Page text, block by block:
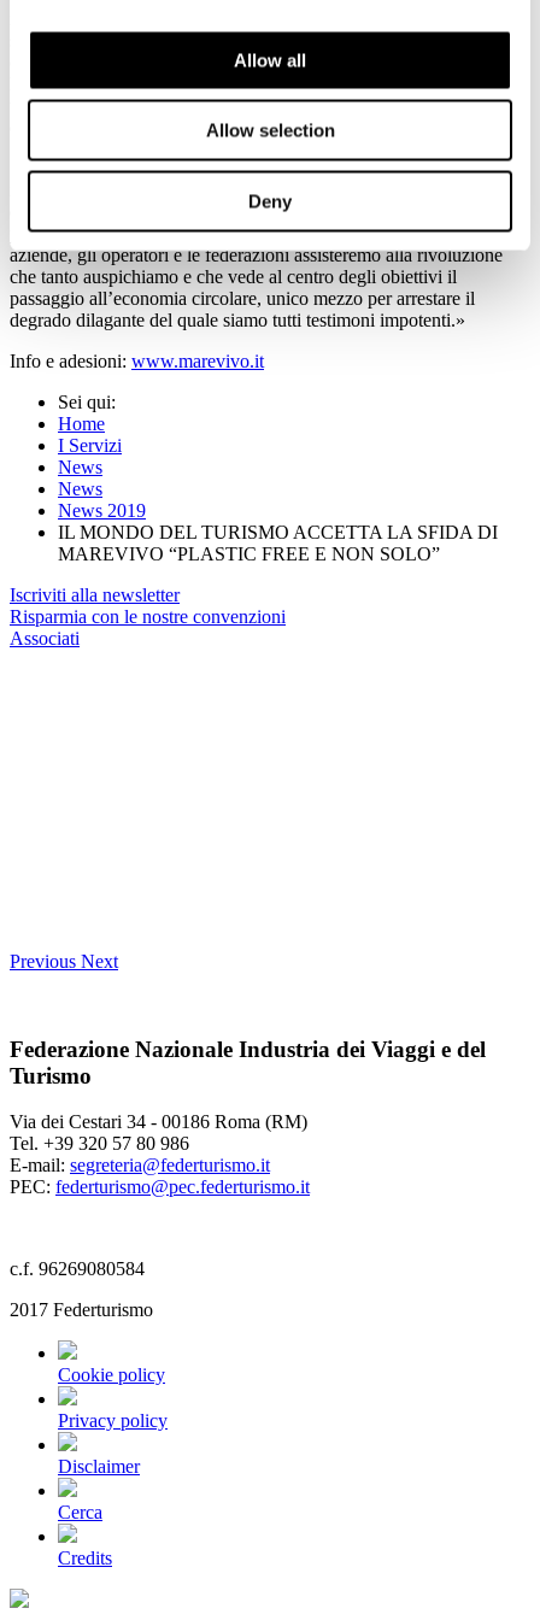
Allow all
Allow selection
Deny
step (tre stelle marine) che richiede cambiamenti più impegnativi
come la dotazione di schermature solari esterne e infissi per ridurre
la dispersione di calore e il rumore. La struttura rilascerà
un’autocertificazione dei risultati raggiunti e Marevivo si riserverà di
effettuare visite per il riscontro dei requisiti.
«Il coinvolgimento del settore turistico, grande gigante che sostiene
il PIL del nostro Paese, può essere quel cambiamento fondamentale
di cui abbiamo bisogno per proteggere il Pianeta», afferma la
presidente di Marevivo Rosalba Giugni. «Se si mettono in moto le
aziende, gli operatori e le federazioni assisteremo alla rivoluzione
che tanto auspichiamo e che vede al centro degli obiettivi il
passaggio all’economia circolare, unico mezzo per arrestare il
degrado dilagante del quale siamo tutti testimoni impotenti.»
Info e adesioni: www.marevivo.it
Sei qui:
Home
I Servizi
News
News
News 2019
IL MONDO DEL TURISMO ACCETTA LA SFIDA DI
MAREVIVO “PLASTIC FREE E NON SOLO”
Iscriviti alla newsletter
Risparmia con le nostre convenzioni
Associati
Previous Next
Federazione Nazionale Industria dei Viaggi e del
Turismo
Via dei Cestari 34 - 00186 Roma (RM)
Tel. +39 320 57 80 986
E-mail: segreteria@federturismo.it
PEC: federturismo@pec.federturismo.it
c.f. 96269080584
2017 Federturismo
Cookie policy
Privacy policy
Disclaimer
Cerca
Credits